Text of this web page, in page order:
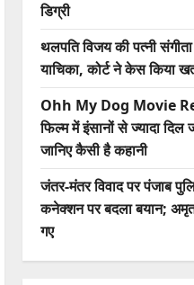
डिग्री
थलपति विजय की पत्नी
याचिका, कोर्ट ने केस किया
Ohh My Dog Movie
फिल्म में इंसानों से ज्यादा
जानिए कैसी है कहानी
जंतर-मंतर विवाद पर पंजाब
कनेक्शन पर बदला बयान;
गए